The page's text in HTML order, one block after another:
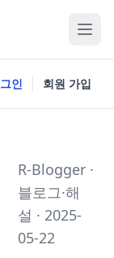
인 회원 가입
R-Blogger ·
블로그·해
설 · 2025-
05-22